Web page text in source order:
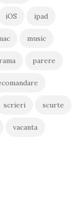
iOS ipad
music
parere
scrieri scurte
vacanta